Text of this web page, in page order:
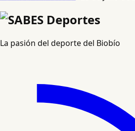
La pasión del deporte del Biobío